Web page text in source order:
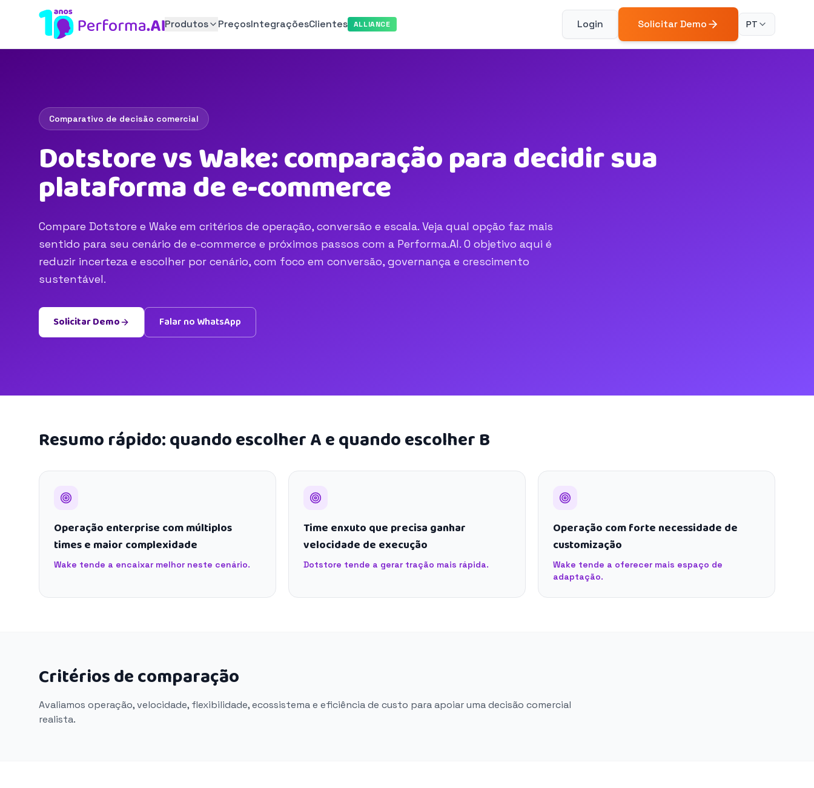
Produtos PreçosIntegraçõesClientes ALLIANCE Login Solicitar Demo PT
Comparativo de decisão comercial
Dotstore vs Wake: comparação para decidir sua
plataforma de e-commerce
Compare Dotstore e Wake em critérios de operação, conversão e escala. Veja qual opção faz mais
sentido para seu cenário de e-commerce e próximos passos com a Performa.AI. O objetivo aqui é
reduzir incerteza e escolher por cenário, com foco em conversão, governança e crescimento
sustentável.
Solicitar Demo Falar no WhatsApp
Resumo rápido: quando escolher A e quando escolher B
Operação enterprise com múltiplos
times e maior complexidade
Wake tende a encaixar melhor neste cenário.
Time enxuto que precisa ganhar
velocidade de execução
Dotstore tende a gerar tração mais rápida.
Operação com forte necessidade de
customização
Wake tende a oferecer mais espaço de
adaptação.
Critérios de comparação
Avaliamos operação, velocidade, flexibilidade, ecossistema e eficiência de custo para apoiar uma decisão comercial
realista.